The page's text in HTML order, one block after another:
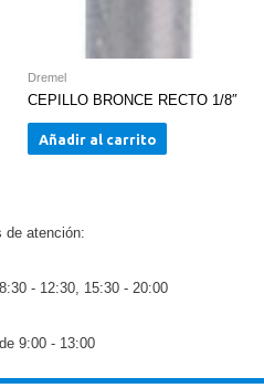
Dremel
CEPILLO BRONCE RECTO 1/8″
Añadir al carrito
de atención:
- 12:30, 15:30 - 20:00
9:00 - 13:00